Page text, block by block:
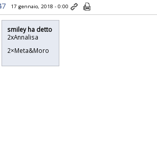
17 gennaio, 2018 - 0:00
smiley ha detto
2xAnnalisa
2×Meta&Moro